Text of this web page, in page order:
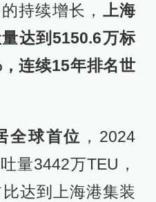
持续增长， 上海
达到5150.6万标
连续15年排名世
全球首位 ，2024
量3442万TEU，
达到上海港集装